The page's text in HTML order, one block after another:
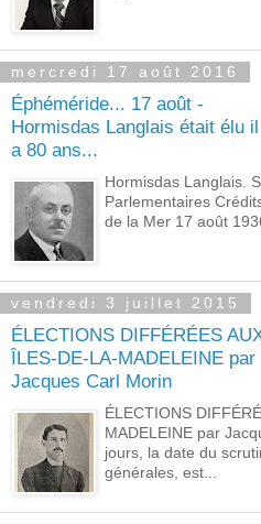
mercredi 17 août 2016
Éphéméride... 17 août -
Hormisdas Langlais était élu
a 80 ans...
Hormisdas Langlais.
Parlementaires
de la Mer 17 août
vendredi 3 juillet 2015
ÉLECTIONS DIFFÉRÉES
ÎLES-DE-LA-MADELEINE par
Jacques Carl Morin
ÉLECTIONS
MADELEINE par
jours, la date du
générales, est...